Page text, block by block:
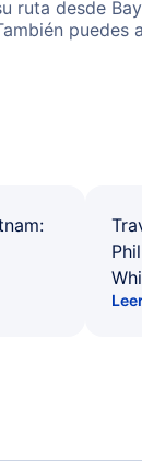
ruta desde